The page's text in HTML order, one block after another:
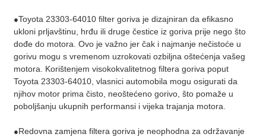
●Toyota 23303-64010 filter goriva je dizajniran da efikasno
ukloni prljavštinu, hrđu ili druge čestice iz goriva prije nego što
dođe do motora. Ovo je važno jer čak i najmanje nečistoće u
gorivu mogu s vremenom uzrokovati ozbiljna oštećenja vašeg
motora. Korištenjem visokokvalitetnog filtera goriva poput
Toyota 23303-64010, vlasnici automobila mogu osigurati da
njihov motor prima čisto, neoštećeno gorivo, što pomaže u
poboljšanju ukupnih performansi i vijeka trajanja motora.
●Redovna zamjena filtera goriva je neophodna za održavanje